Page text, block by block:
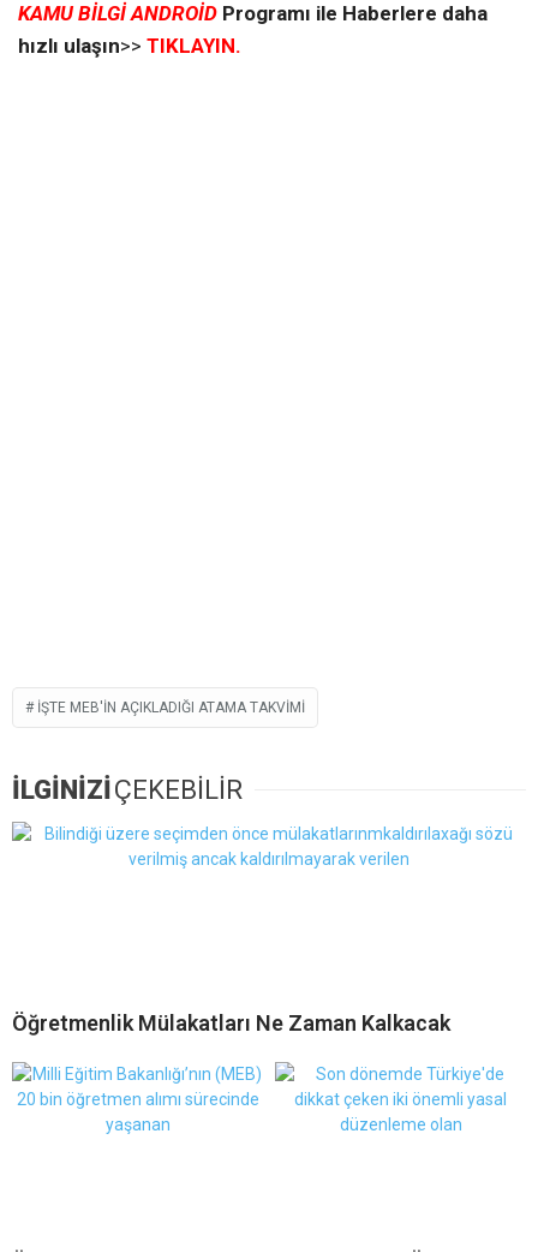
KAMU BİLGİ ANDROİD Programı ile Haberlere daha
hızlı ulaşın>> TIKLAYIN.
İŞTE MEB'IN AÇIKLADIĞI ATAMA TAKVIMI
İLGİNİZİÇEKEBİLİR
Öğretmenlik Mülakatları Ne Zaman Kalkacak